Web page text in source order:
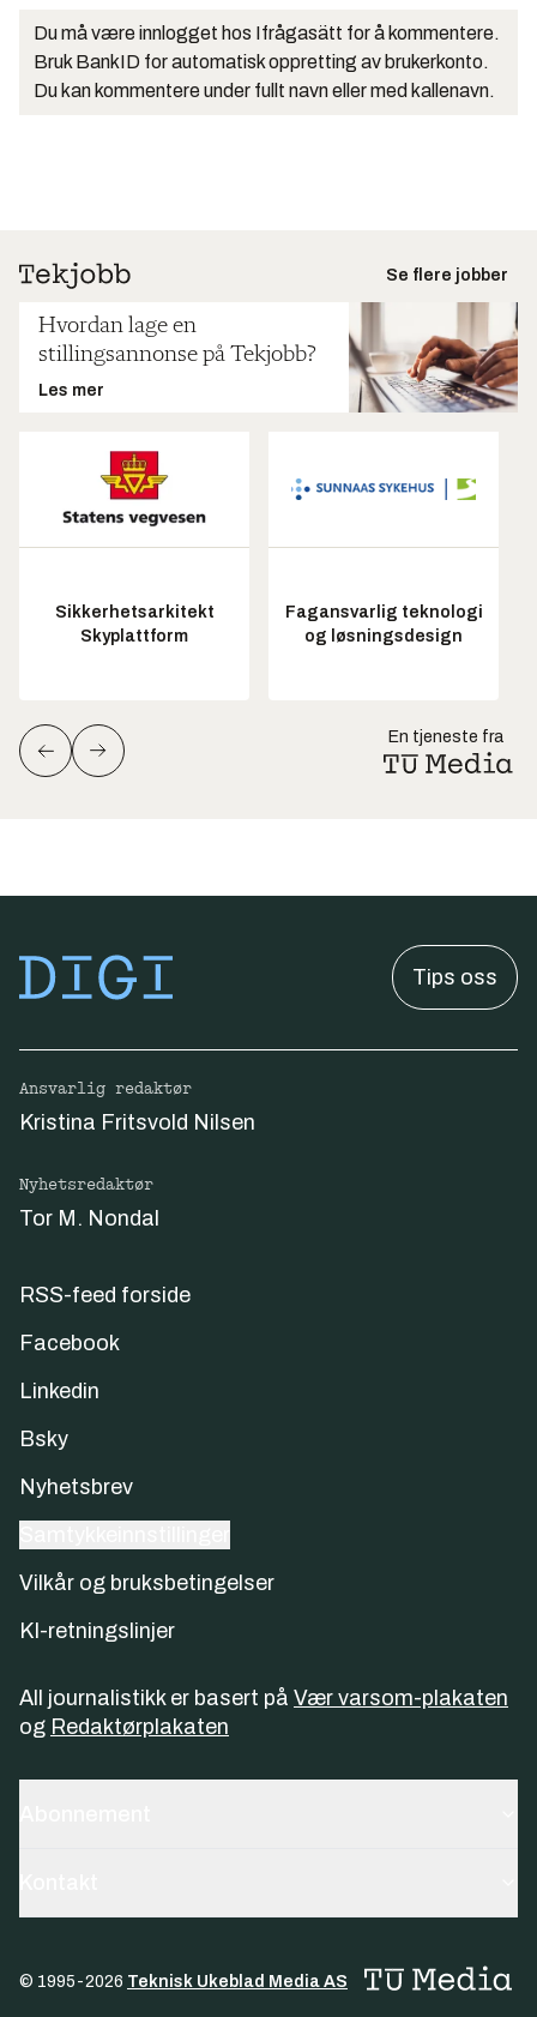
Du må være innlogget hos Ifrågasätt for å kommentere.
Bruk BankID for automatisk oppretting av brukerkonto.
Du kan kommentere under fullt navn eller med kallenavn.
Se flere jobber
Hvordan lage en
stillingsannonse på Tekjobb?
Les mer
Sikkerhetsarkitekt
Skyplattform
Fagansvarlig teknologi
og løsningsdesign
En tjeneste fra
Tips oss
Ansvarlig redaktør
Kristina Fritsvold Nilsen
Nyhetsredaktør
Tor M. Nondal
RSS-feed forside
Facebook
Linkedin
Bsky
Nyhetsbrev
Vilkår og bruksbetingelser
KI-retningslinjer
All journalistikk er basert på Vær varsom-plakaten
og Redaktørplakaten
© 1995-2026 Teknisk Ukeblad Media AS